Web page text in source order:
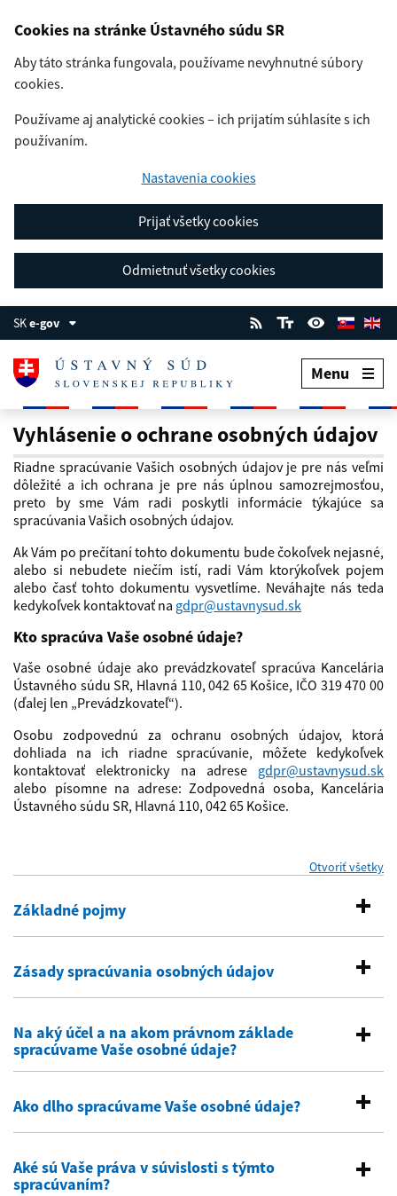
Cookies na stránke Ústavného súdu SR
Aby táto stránka fungovala, používame nevyhnutné súbory
cookies.
Používame aj analytické cookies – ich prijatím súhlasíte s ich
používaním.
Nastavenia cookies
Prijať všetky cookies
Odmietnuť všetky cookies
SKe-gov
Menu
Ochrana osobných údajov
Vyhlásenie o ochrane osobných údajov
Riadne spracúvanie Vašich osobných údajov je pre nás veľmi
dôležité a ich ochrana je pre nás úplnou samozrejmosťou,
preto by sme Vám radi poskytli informácie týkajúce sa
spracúvania Vašich osobných údajov.
Ak Vám po prečítaní tohto dokumentu bude čokoľvek nejasné,
alebo si nebudete niečím istí, radi Vám ktorýkoľvek pojem
alebo časť tohto dokumentu vysvetlíme. Neváhajte nás teda
kedykoľvek kontaktovať na gdpr@ustavnysud.sk
Kto spracúva Vaše osobné údaje?
Vaše osobné údaje ako prevádzkovateľ spracúva Kancelária
Ústavného súdu SR, Hlavná 110, 042 65 Košice, IČO 319 470 00
(ďalej len „Prevádzkovateľ“).
Osobu zodpovednú za ochranu osobných údajov, ktorá
dohliada na ich riadne spracúvanie, môžete kedykoľvek
kontaktovať elektronicky na adrese gdpr@ustavnysud.sk
alebo písomne na adrese: Zodpovedná osoba, Kancelária
Ústavného súdu SR, Hlavná 110, 042 65 Košice.
Otvoriť všetky
Základné pojmy
Zásady spracúvania osobných údajov
Na aký účel a na akom právnom základe
spracúvame Vaše osobné údaje?
Ako dlho spracúvame Vaše osobné údaje?
Aké sú Vaše práva v súvislosti s týmto
spracúvaním?